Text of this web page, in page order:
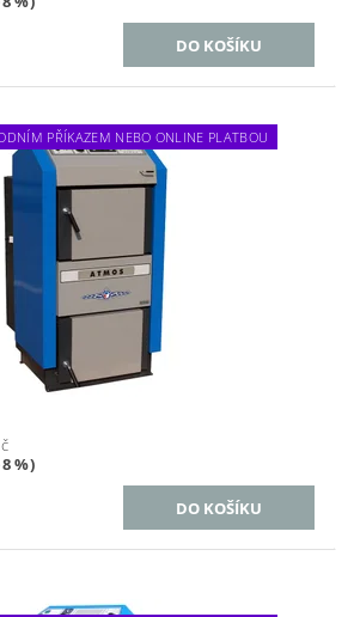
PŘÍKAZEM NEBO ONLINE PLATBOU
%)